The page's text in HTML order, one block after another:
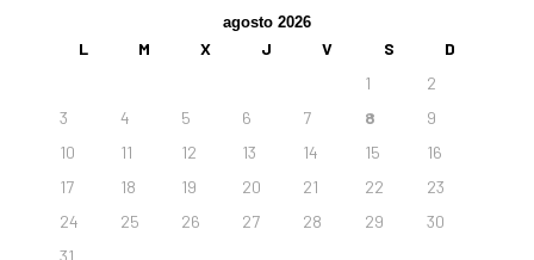
agosto 2026
L M X J V S
D
1
2
3
4 5 6 7 8
9
10
11 12 13 14 15
16
17
18 19 20 21 22
23
24
25 26 27 28 29
30